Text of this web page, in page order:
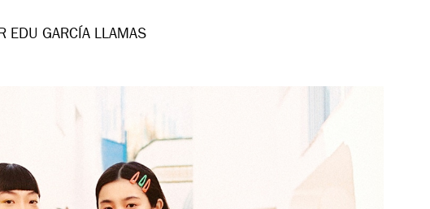
EDU GARCÍA LLAMAS